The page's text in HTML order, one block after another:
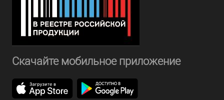
Скачайте мобильное приложение